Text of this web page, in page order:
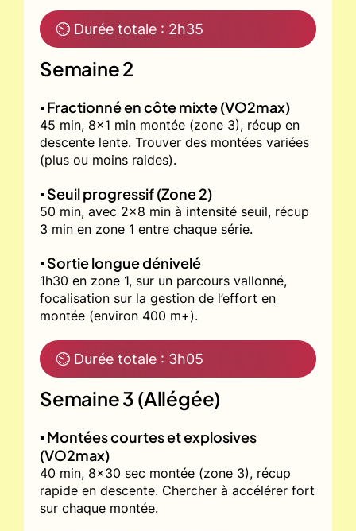
⏲ Durée totale : 2h35
Semaine 2
▪️ Fractionné en côte mixte (VO2max)
45 min, 8x1 min montée (zone 3), récup en
descente lente. Trouver des montées variées
(plus ou moins raides).
▪️ Seuil progressif (Zone 2)
50 min, avec 2x8 min à intensité seuil, récup
3 min en zone 1 entre chaque série.
▪️ Sortie longue dénivelé
1h30 en zone 1, sur un parcours vallonné,
focalisation sur la gestion de l’effort en
montée (environ 400 m+).
⏲ Durée totale : 3h05
Semaine 3 (Allégée)
▪️ Montées courtes et explosives
(VO2max)
40 min, 8x30 sec montée (zone 3), récup
rapide en descente. Chercher à accélérer fort
sur chaque montée.